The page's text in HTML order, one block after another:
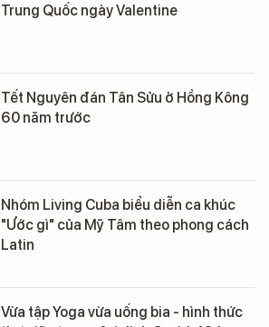
Trung Quốc ngày Valentine
Tết Nguyên đán Tân Sửu ở Hồng Kông
60 năm trước
Nhóm Living Cuba biểu diễn ca khúc
"Ước gì" của Mỹ Tâm theo phong cách
Latin
Vừa tập Yoga vừa uống bia - hình thức